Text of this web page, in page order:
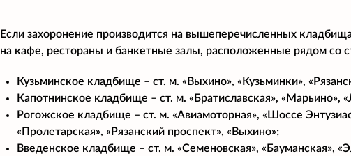
Если захоронение производится на вышеперечисленных
на кафе, рестораны и банкетные залы, расположенные рядом со
Кузьминское кладбище – ст. м. «Выхино», «Кузьминки»,
Капотнинское кладбище – ст. м. «Братиславская», «Марьино»,
Рогожское кладбище – ст. м. «Авиамоторная», «Шоссе
«Пролетарская», «Рязанский проспект», «Выхино»;
Введенское кладбище – ст. м. «Семеновская», «Бауманская»,